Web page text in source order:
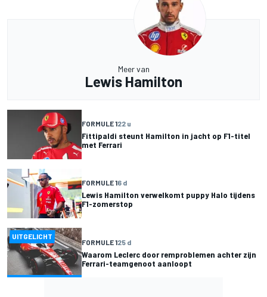
Meer van
Lewis Hamilton
FORMULE 122 u
Fittipaldi steunt Hamilton in jacht op F1-titel
met Ferrari
FORMULE 16 d
Lewis Hamilton verwelkomt puppy Halo tijdens
F1-zomerstop
UITGELICHT
FORMULE 125 d
Waarom Leclerc door remproblemen achter zijn
Ferrari-teamgenoot aanloopt